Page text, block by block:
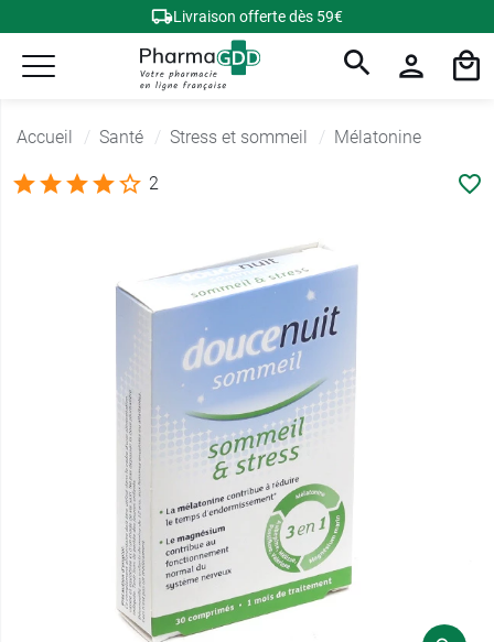
Livraison offerte dès 59€
Accueil Santé Stress et sommeil Mélatonine
2